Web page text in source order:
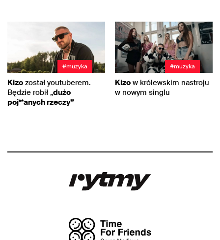
#muzyka
Kizo został youtuberem.
Będzie robił „dużo
poj**anych rzeczy”
#muzyka
Kizo w królewskim nastroju
w nowym singlu